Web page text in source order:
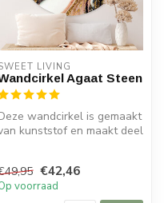
LIVING
Agaat Steen
wandcirkel is gemaakt
kunststof en maakt deel
€42,46
voorraad